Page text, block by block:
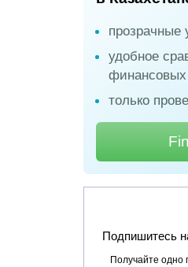
прозрачные
удобное
финансовых
только
Подпишитесь
Получайте одно